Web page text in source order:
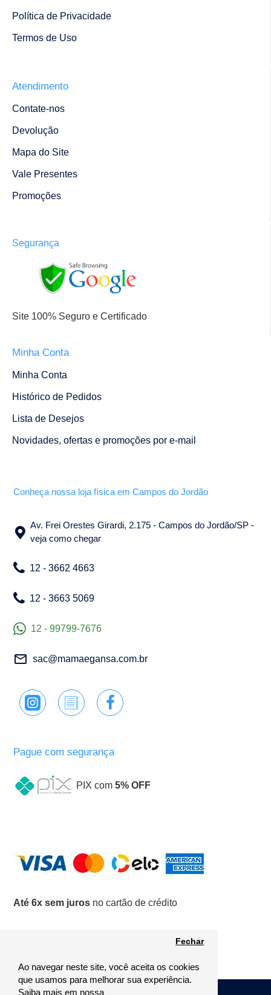
Ao navegar neste site, você aceita os cookies
que usamos para melhorar sua experiência.
Saiba mais em nossa
Fechar
Política de Privacidade
Termos de Uso
Atendimento
Contate-nos
Devolução
Mapa do Site
Vale Presentes
Promoções
Segurança
Site 100% Seguro e Certificado
Minha Conta
Minha Conta
Histórico de Pedidos
Lista de Desejos
Novidades, ofertas e promoções por e-mail
Conheça nossa loja física em Campos do Jordão
Av. Frei Orestes Girardi, 2.175 - Campos do Jordão/SP -
veja como chegar
12 - 3662 4663
12 - 3663 5069
12 - 99799-7676
sac@mamaegansa.com.br
Pague com segurança
PIX com 5% OFF
Até 6x sem juros no cartão de crédito